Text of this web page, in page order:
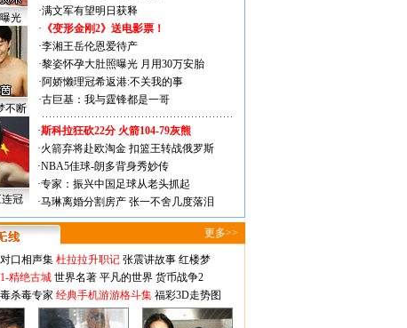
光
不断
·满文军有望明日获释
· 《变形金刚2》送电影票！
·李湘王岳伦恩爱待产
·黎姿怀孕大肚照曝光 月用30万安胎
·阿娇懒理冠希返港:不关我的事
·古巨基：我与霆锋都是一哥
冠
·斯科拉狂砍22分 火箭104-79灰熊
·火箭弃将赴欧淘金 扣篮王转战俄罗斯
·NBA5佳球-朗多背身秀妙传
·专家：振兴中国足球从老头抓起
·马琳离婚分割房产 张一不舍几度落泪
更多>>
口相声集 杜拉拉升职记 张震讲故事 红楼梦
精绝古城 世界名著 平凡的世界 货币战争2
杀毒专家 经典手机游游格斗集 福彩3D走势图